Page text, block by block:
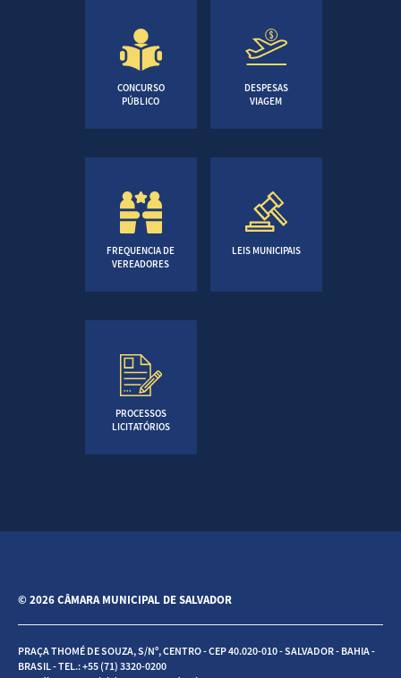
CONCURSO
PÚBLICO
DESPESAS
VIAGEM
FREQUENCIA DE
VEREADORES
LEIS MUNICIPAIS
PROCESSOS
LICITATÓRIOS
© 2026 CÂMARA MUNICIPAL DE SALVADOR
PRAÇA THOMÉ DE SOUZA, S/Nº, CENTRO - CEP 40.020-010 - SALVADOR - BAHIA -
BRASIL - TEL.: +55 (71) 3320-0200